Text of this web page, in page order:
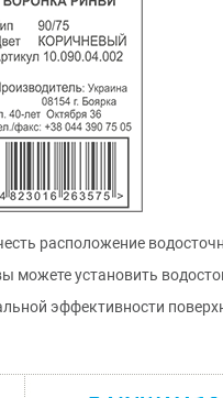
расположение
можете установить
эффективности